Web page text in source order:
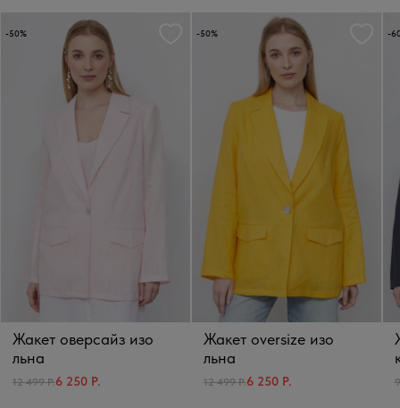
-50%
Жакет оверсайз изо
льна
12 499 Р.6 250 Р.
-50%
Жакет oversize изо
льна
12 499 Р.6 250 Р.
-